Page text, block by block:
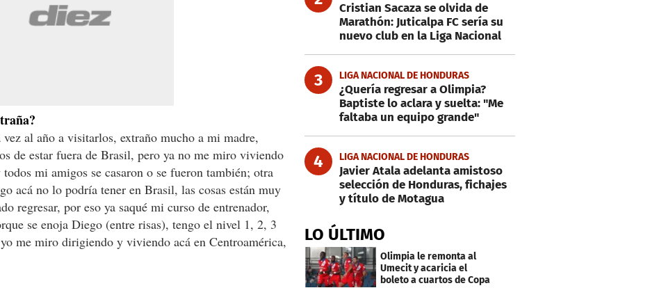
al año a visitarlos, extraño mucho a mi madre,
de estar fuera de Brasil, pero ya no me miro viviendo
mi amigos se casaron o se fueron también; otra
acá no lo podría tener en Brasil, las cosas están muy
regresar, por eso ya saqué mi curso de entrenador,
se enoja Diego (entre risas), tengo el nivel 1, 2, 3
me miro dirigiendo y viviendo acá en Centroamérica,
Cristian Sacaza se olvida de
Marathón: Juticalpa FC sería su
nuevo club en la Liga Nacional
3 LIGA NACIONAL DE HONDURAS
¿Quería regresar a Olimpia?
Baptiste lo aclara y suelta: "Me
faltaba un equipo grande"
4 LIGA NACIONAL DE HONDURAS
Javier Atala adelanta amistoso
selección de Honduras, fichajes
y título de Motagua
LO ÚLTIMO
Olimpia le remonta al
Umecit y acaricia el
boleto a cuartos de Copa